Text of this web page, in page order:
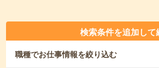
検索条件を追加して
職種でお仕事情報を絞り込む